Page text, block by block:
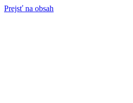
Prejsť na obsah